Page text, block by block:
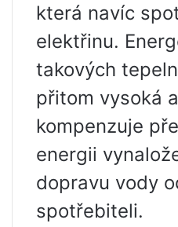
která navíc
elektřinu.
takových
přitom vysoká
kompenzuje
energii
dopravu vody
spotřebiteli.